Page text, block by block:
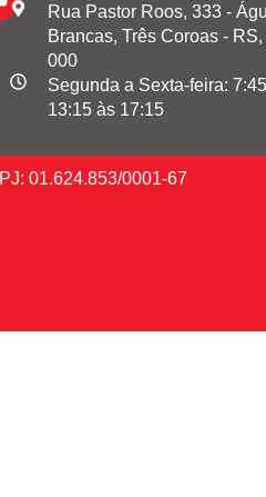
Rua Pastor Roos, 333 -
Brancas, Três Coroas -
000
Segunda a Sexta-feira:
13:15 às 17:15
01.624.853/0001-67